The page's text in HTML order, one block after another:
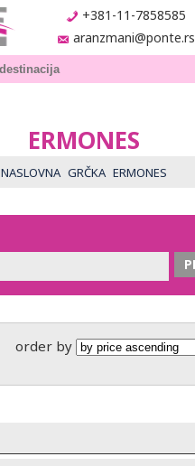
+381-11-7858585
aranzmani@ponte.rs
ERMONES
NASLOVNA GRČKA ERMONES
order by